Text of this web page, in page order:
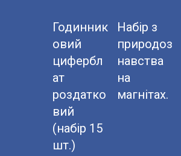
Годинник
овий
цифербл
ат
роздатко
вий
(набір 15
шт.)
Набір з
природоз
навства
на
магнітах.